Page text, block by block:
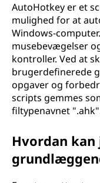
AutoHotkey er et
mulighed for at
Windows-
musebevægelser
kontroller. Ved at
brugerdefinerede
opgaver og
scripts gemmes
filtypenavnet
Hvordan